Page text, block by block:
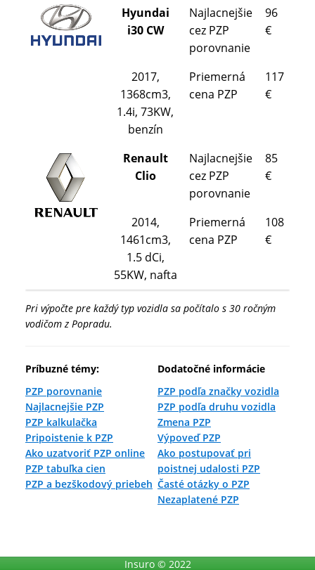
Hyundai
i30 CW
Najlacnejšie
cez PZP
porovnanie
96
€
2017,
1368cm3,
1.4i, 73KW,
benzín
Priemerná
cena PZP
117
€
Renault
Clio
Najlacnejšie
cez PZP
porovnanie
85
€
2014,
1461cm3,
1.5 dCi,
55KW, nafta
Priemerná
cena PZP
108
€
Pri výpočte pre každý typ vozidla sa počítalo s 30 ročným
vodičom z Popradu.
Príbuzné témy:
PZP porovnanie
Najlacnejšie PZP
PZP kalkulačka
Pripoistenie k PZP
Ako uzatvoriť PZP online
PZP tabuľka cien
PZP a bezškodový priebeh
Dodatočné informácie
PZP podľa značky vozidla
PZP podľa druhu vozidla
Zmena PZP
Výpoveď PZP
Ako postupovať pri
poistnej udalosti PZP
Časté otázky o PZP
Nezaplatené PZP
Insuro © 2022